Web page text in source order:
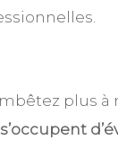
plus à